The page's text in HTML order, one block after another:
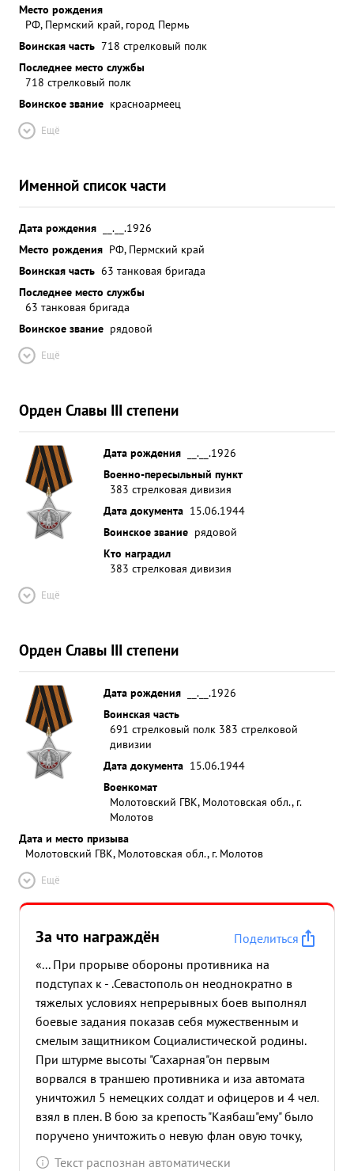
Место рождения
РФ, Пермский край, город Пермь
Воинская часть 718 стрелковый полк
Последнее место службы
718 стрелковый полк
Воинское звание красноармеец
Ещё
Именной список части
Дата рождения
__.__.1926
Место рождения РФ, Пермский край
Воинская часть 63 танковая бригада
Последнее место службы
63 танковая бригада
Воинское звание рядовой
Ещё
Орден Славы III степени
Дата рождения
__.__.1926
Военно-пересыльный пункт
383 стрелковая дивизия
Дата документа 15.06.1944
Воинское звание рядовой
Кто наградил
383 стрелковая дивизия
Ещё
Орден Славы III степени
Дата рождения
__.__.1926
Воинская часть
691 стрелковый полк 383 стрелковой
дивизии
Дата документа 15.06.1944
Военкомат
Молотовский ГВК, Молотовская обл., г.
Молотов
Дата и место призыва
Молотовский ГВК, Молотовская обл., г. Молотов
Ещё
За что награждён
Поделиться
«... При прорыве обороны противника на
подступах к - .Севастополь он неоднократно в
тяжелых условиях непрерывных боев выполнял
боевые задания показав себя мужественным и
смелым защитником Социалистической родины.
При штурме высоты "Сахарная"он первым
ворвался в траншею противника и иза автомата
уничтожил 5 немецких солдат и офицеров и 4 чел.
взял в плен. В бою за крепость "Каябаш"ему" было
поручено уничтожить о невую флан овую точку,
ползком добравшись до нее он ранатами
Текст распознан автоматически